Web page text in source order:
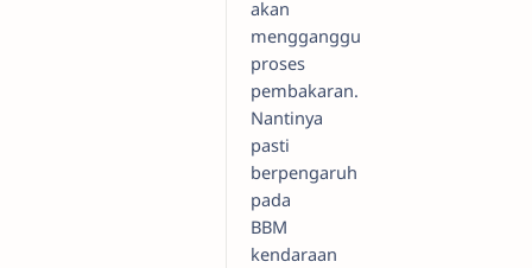
akan
mengganggu
proses
pembakaran.
Nantinya
pasti
berpengaruh
pada
BBM
kendaraan